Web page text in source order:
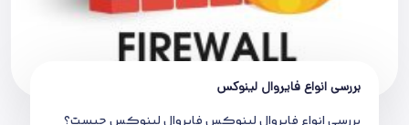
بررسی انواع فایروال لینوکس